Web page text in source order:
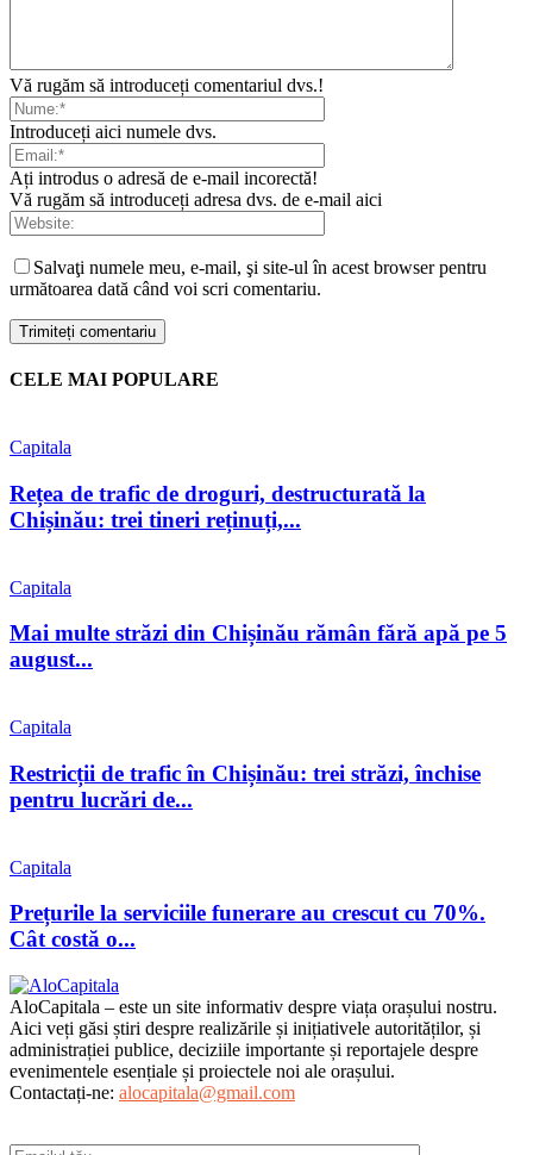
Vă rugăm să introduceți comentariul dvs.!
Introduceți aici numele dvs.
Ați introdus o adresă de e-mail incorectă!
Vă rugăm să introduceți adresa dvs. de e-mail aici
Salvaţi numele meu, e-mail, şi site-ul în acest browser pentru
următoarea dată când voi scri comentariu.
CELE MAI POPULARE
Capitala
Rețea de trafic de droguri, destructurată la
Chișinău: trei tineri reținuți,...
Capitala
Mai multe străzi din Chișinău rămân fără apă pe 5
august...
Capitala
Restricții de trafic în Chișinău: trei străzi, închise
pentru lucrări de...
Capitala
Prețurile la serviciile funerare au crescut cu 70%.
Cât costă o...
AloCapitala – este un site informativ despre viața orașului nostru.
Aici veți găsi știri despre realizările și inițiativele autorităților, și
administrației publice, deciziile importante și reportajele despre
evenimentele esențiale și proiectele noi ale orașului.
Contactați-ne: alocapitala@gmail.com